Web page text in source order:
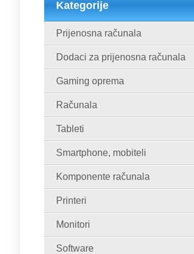
Kategorije
Prijenosna računala
Dodaci za prijenosna računala
Gaming oprema
Računala
Tableti
Smartphone, mobiteli
Komponente računala
Printeri
Monitori
Software